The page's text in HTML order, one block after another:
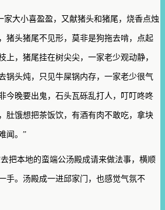
家大小喜盈盈，又献猪头和猪尾，烧香点烛
猪头猪尾不见形，莫非是狗拖去啃，点起
上，猪尾挂在树尖尖，一家老少观动静，
锅头炖，只见牛屎锅内存，一家老少很气
今晚要出鬼，石头瓦砾乱打人，叮叮咚咚
肚饿想把茶饭饮，有酒有肉不敢吃，拿块
闻。”
把本地的蛮端公汤殿成请来做法事，横顺
手。汤殿成一进邱家门，也感觉气氛不